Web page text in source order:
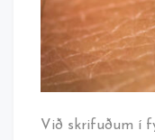
Við skrifuðum í